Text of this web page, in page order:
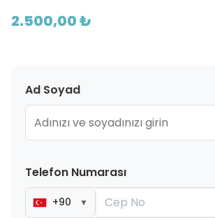
2.500,00 ₺
Ad Soyad
Telefon Numarası
+90 ▼